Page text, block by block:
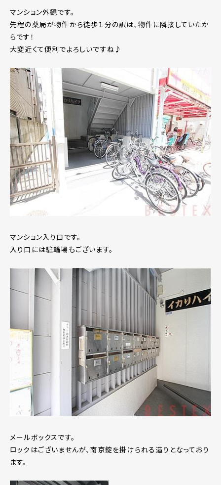
マンション外観です。
先程の薬局が物件から徒歩１分の訳は、物件に隣接していたか
らです！
大変近くて便利でよろしいですね♪
マンション入り口です。
入り口には駐輪場もございます。
メールボックスです。
ロックはございませんが、南京錠を掛けられる造りとなっており
ます。